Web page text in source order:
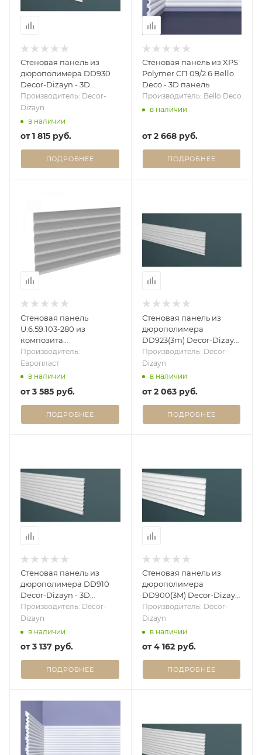
Стеновая панель из
дюрополимера DD930
Decor-Dizayn - 3D
панель
Производитель: Decor-
Dizayn
в наличии
от1 815 руб.
ПОДРОБНЕЕ
Стеновая панель из XPS
Polymer СП 09/2.6 Bello
Deco - 3D панель
Производитель: Bello Deco
в наличии
от2 668 руб.
ПОДРОБНЕЕ
Стеновая панель
U.6.59.103-280 из
композита
(Дюрополимер)
Европласт - 3D панель
Производитель:
Европласт
в наличии
от3 585 руб.
ПОДРОБНЕЕ
Стеновая панель из
дюрополимера
DD923(3m) Decor-Dizayn
- 3D панель
Производитель: Decor-
Dizayn
в наличии
от2 063 руб.
ПОДРОБНЕЕ
Стеновая панель из
дюрополимера DD910
Decor-Dizayn - 3D
панель
Производитель: Decor-
Dizayn
в наличии
от3 137 руб.
ПОДРОБНЕЕ
Стеновая панель из
дюрополимера
DD900(3M) Decor-Dizayn
- 3D панель
Производитель: Decor-
Dizayn
в наличии
от4 162 руб.
ПОДРОБНЕЕ